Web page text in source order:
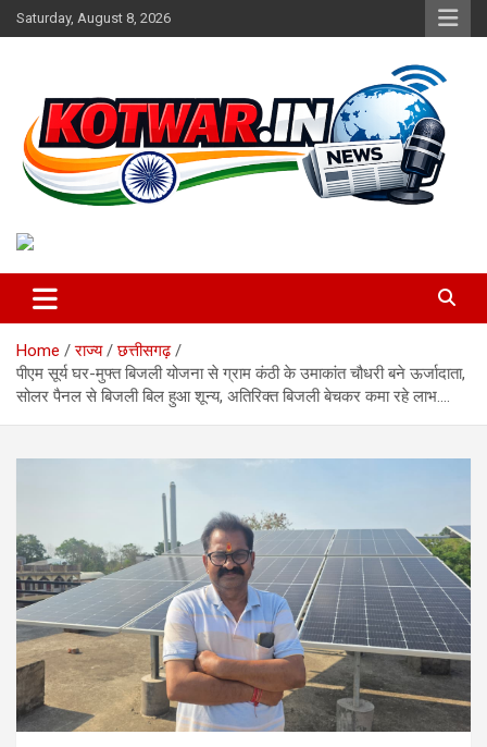
Skip
to
Saturday, August 8, 2026
kotwar.in
Home राज्य
छत्तीसगढ़
पीएम सूर्य घर-मुफ्त बिजली योजना से ग्राम कंठी के उमाकांत चौधरी बने ऊर्जादाता,
सोलर पैनल से बिजली बिल हुआ शून्य, अतिरिक्त बिजली बेचकर कमा रहे लाभ….